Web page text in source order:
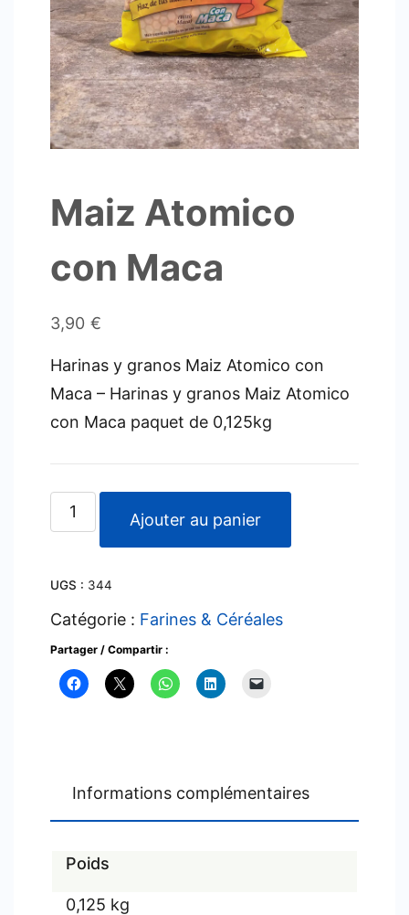
Maiz Atomico
con Maca
3,90 €
Harinas y granos Maiz Atomico con
Maca – Harinas y granos Maiz Atomico
con Maca paquet de 0,125kg
quantité
de
Atomico
con
Maca
Ajouter au panier
UGS : 344
Catégorie : Farines & Céréales
Partager / Compartir :
Informations complémentaires
Poids
0,125 kg